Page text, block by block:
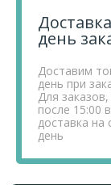
день
Доставим
день при
Для
после 15:00
доставка на
день